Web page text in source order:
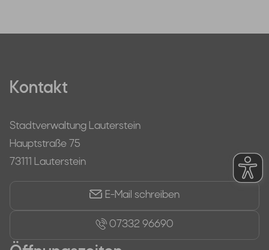
Kontakt
Stadtverwaltung Lauterstein
Hauptstraße 75
73111 Lauterstein
E-Mail schreiben
07332 96690